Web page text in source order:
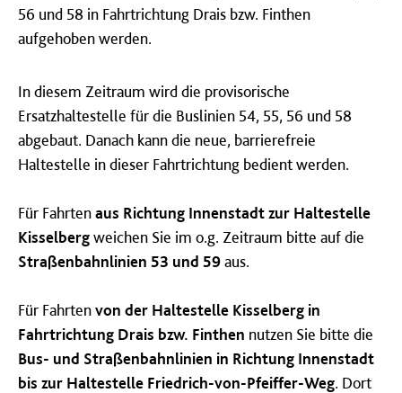
56 und 58 in Fahrtrichtung Drais bzw. Finthen
aufgehoben werden.
In diesem Zeitraum wird die provisorische
Ersatzhaltestelle für die Buslinien 54, 55, 56 und 58
abgebaut. Danach kann die neue, barrierefreie
Haltestelle in dieser Fahrtrichtung bedient werden.
Für Fahrtenaus Richtung Innenstadt zur Haltestelle
Kisselbergweichen Sie im o.g. Zeitraum bitte auf die
Straßenbahnlinien 53 und 59aus.
Für Fahrtenvon der Haltestelle Kisselberg in
Fahrtrichtung Drais bzw. Finthen nutzen Sie bitte die
Bus- und Straßenbahnlinien in Richtung Innenstadt
bis zur Haltestelle Friedrich-von-Pfeiffer-Weg. Dort